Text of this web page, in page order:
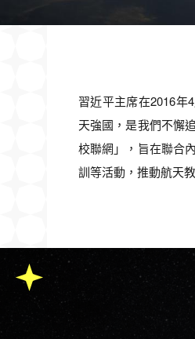
習近平主席在2016年
天強國，是我們不懈
校聯網」，旨在聯合
訓等活動，推動航天